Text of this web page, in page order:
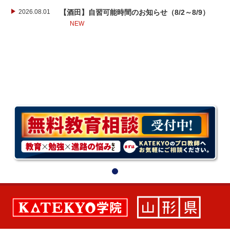
2026.08.01 【酒田】自習可能時間のお知らせ（8/2～8/9）
NEW